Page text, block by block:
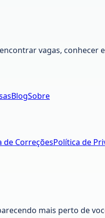
vagas,
BlogSobre
de CorreçõesPolítica de
mais perto de